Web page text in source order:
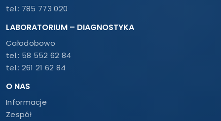
tel.: 785 773 020
LABORATORIUM – DIAGNOSTYKA
Całodobowo
tel.: 58 552 62 84
tel.: 261 21 62 84
O NAS
Informacje
Zespół